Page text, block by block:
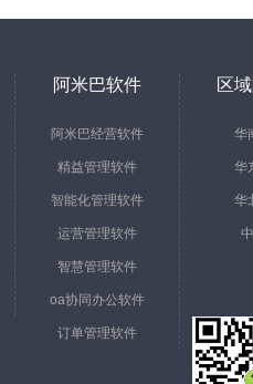
阿米巴软件
阿米巴经营软件
精益管理软件
智能化管理软件
运营管理软件
智慧管理软件
oa协同办公软件
订单管理软件
区
华
华
华